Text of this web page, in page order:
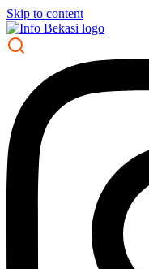
Skip to content